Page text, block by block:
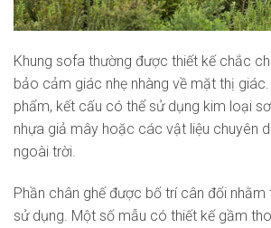
Khung sofa thường được thiết kế chắc
bảo cảm giác nhẹ nhàng về mặt thị
phẩm, kết cấu có thể sử dụng kim loại
nhựa giả mây hoặc các vật liệu chuyên
ngoài trời.
Phần chân ghế được bố trí cân đối nhằm
sử dụng. Một số mẫu có thiết kế gầm